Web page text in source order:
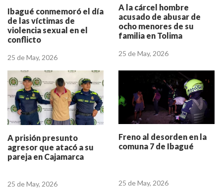
Ibagué conmemoró el día
de las víctimas de
violencia sexual en el
conflicto
25 de May, 2026
A la cárcel hombre
acusado de abusar de
ocho menores de su
familia en Tolima
25 de May, 2026
A prisión presunto
agresor que atacó a su
pareja en Cajamarca
25 de May, 2026
Freno al desorden en la
comuna 7 de Ibagué
25 de May, 2026